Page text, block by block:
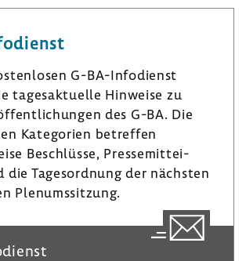
G-​BA-Infodienst
tages­ak­tu­elle Hinweise zu
des G-BA. Die
Kate­go­rien betreffen
Beschlüsse, Pres­se­mit­tei­
die Tages­ord­nung der nächsten
Plenumssit­zung.